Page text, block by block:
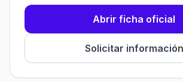
Abrir ficha oficial
Solicitar información